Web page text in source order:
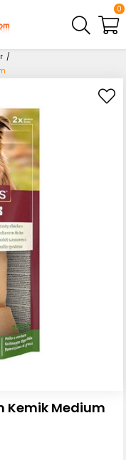
0
Kemik Medium